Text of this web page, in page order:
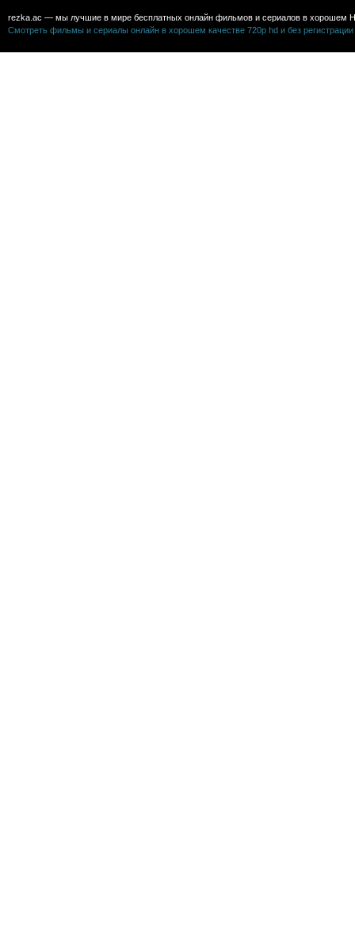
rezka.ac — мы лучшие в мире бесплатных онлайн фильмов и сериалов в хорошем
Смотреть фильмы и сериалы онлайн в хорошем качестве 720p hd и без